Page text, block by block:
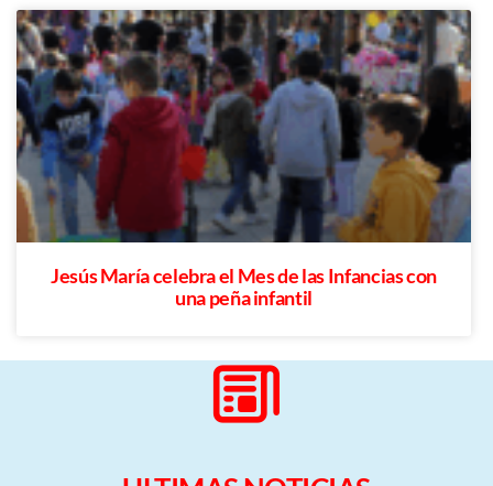
Jesús María celebra el Mes de las Infancias con
una peña infantil